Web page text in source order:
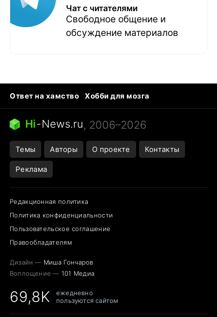
Чат с читателями
Свободное общение и
обсуждение материалов
Ответ на хамство
Хобби для мозга
Бензин 100 и 95
Тунцы в океанариуме
Следующая пандемия
Hi-News.ru, 2006–2026
Темы Авторы О проекте Контакты
Реклама
Редакционная политика
Политика конфиденциальности
Пользовательское соглашение
Правообладателям
Дизайн — Миша Гончаров
Воплощение — 101 Медиа
69,8K
ежедневно
пользуются сайтом